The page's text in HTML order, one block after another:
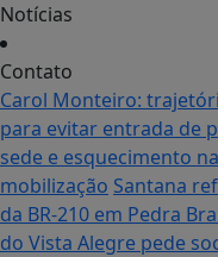
Notícias
Contato
Carol Monteiro:
para evitar entrada de
sede e esquecimento
mobilização Santana
da BR-210 em Pedra
do Vista Alegre pede